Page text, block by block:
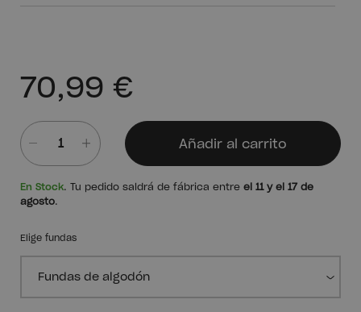
Elige fundas
70,99 €
Añadir al carrito
En Stock. Tu pedido saldrá de fábrica entre el 11 y el 17 de
agosto.